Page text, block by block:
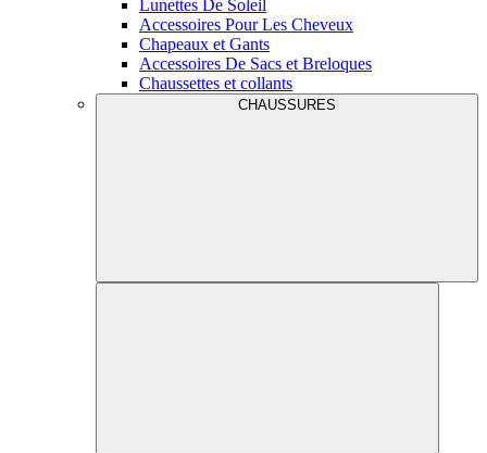
Lunettes De Soleil
Accessoires Pour Les Cheveux
Chapeaux et Gants
Accessoires De Sacs et Breloques
Chaussettes et collants
CHAUSSURES